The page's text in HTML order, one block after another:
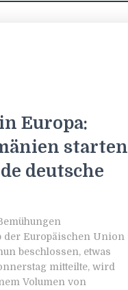
Europa:
starten
deutsche
der Europäischen Union
beschlossen, etwas
mitteilte, wird
Volumen von